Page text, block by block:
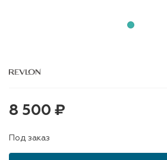
8 500 ₽
Под заказ